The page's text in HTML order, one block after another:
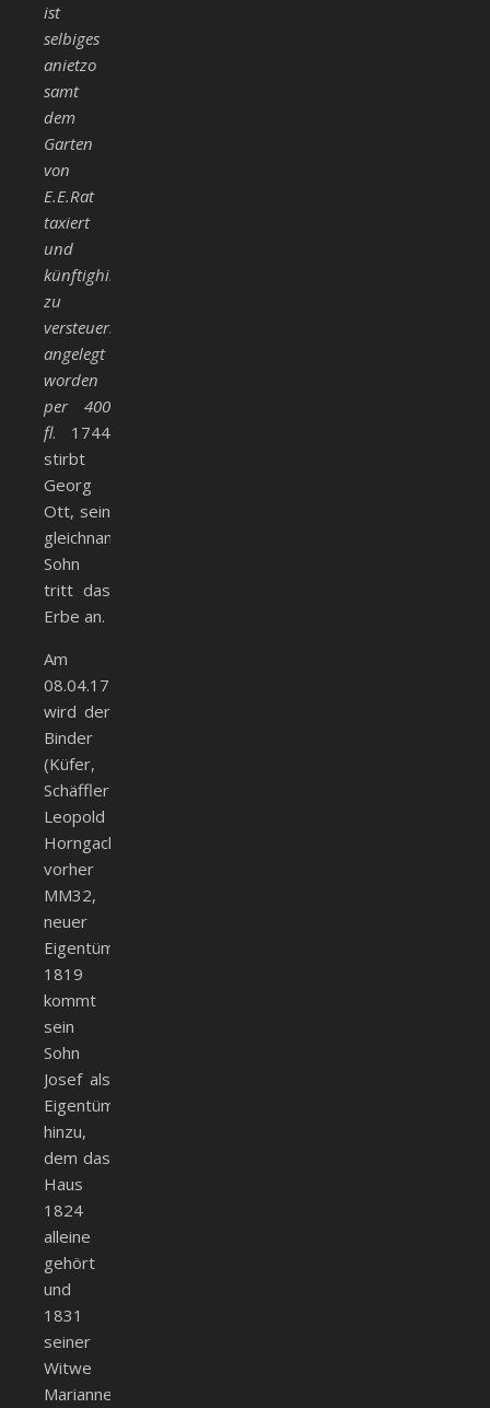
ist
selbiges
anietzo
samt
dem
Garten
von
E.E.Rat
taxiert
und
künftighin
zu
versteuern
angelegt
worden
per 400
fl. 1744
stirbt
Georg
Ott, sein
gleichnamiger
Sohn
tritt das
Erbe an.
Am
08.04.1777
wird der
Binder
(Küfer,
Schäffler)
Leopold
Horngacher,
vorher
MM32,
neuer
Eigentümer.
1819
kommt
sein
Sohn
Josef als
Eigentümer
hinzu,
dem das
Haus
1824
alleine
gehört
und
1831
seiner
Witwe
Marianne